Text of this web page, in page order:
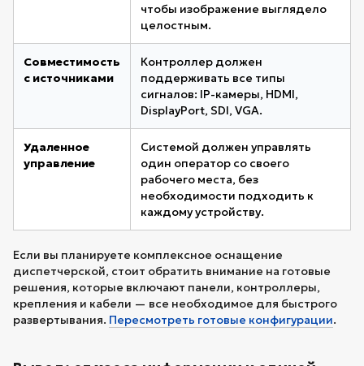
чтобы изображение выглядело
целостным.
Совместимость
с источниками
Контроллер должен
поддерживать все типы
сигналов: IP-камеры, HDMI,
DisplayPort, SDI, VGA.
Удаленное
управление
Системой должен управлять
один оператор со своего
рабочего места, без
необходимости подходить к
каждому устройству.
Если вы планируете комплексное оснащение
диспетчерской, стоит обратить внимание на готовые
решения, которые включают панели, контроллеры,
крепления и кабели — все необходимое для быстрого
развертывания. Пересмотреть готовые конфигурации.